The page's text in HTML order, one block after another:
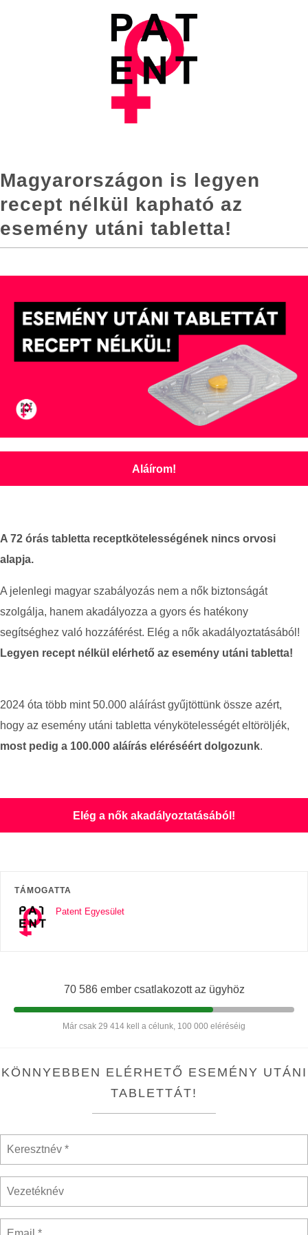
Magyarországon is legyen
recept nélkül kapható az
esemény utáni tabletta!
Aláírom!
A 72 órás tabletta receptkötelességének nincs orvosi
alapja.
A jelenlegi magyar szabályozás nem a nők biztonságát
szolgálja, hanem akadályozza a gyors és hatékony
segítséghez való hozzáférést. Elég a nők akadályoztatásából!
Legyen recept nélkül elérhető az esemény utáni tabletta!
2024 óta több mint 50.000 aláírást gyűjtöttünk össze azért,
hogy az esemény utáni tabletta vénykötelességét eltöröljék,
most pedig a 100.000 aláírás eléréséért dolgozunk.
Elég a nők akadályoztatásából!
TÁMOGATTA
Patent Egyesület
70 586 ember csatlakozott az ügyhöz
Már csak 29 414 kell a célunk, 100 000 eléréséig
KÖNNYEBBEN ELÉRHETŐ ESEMÉNY UTÁNI
TABLETTÁT!